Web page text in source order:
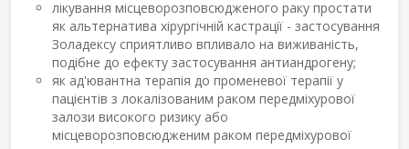
лікування місцеворозповсюдженого раку простати
як альтернатива хірургічній кастрації - застосування
Золадексу сприятливо впливало на виживаність,
подібне до ефекту застосування антиандрогену;
як ад'ювантна терапія до променевої терапії у
пацієнтів з локалізованим раком передміхурової
залози високого ризику або
місцеворозповсюдженим раком передміхурової